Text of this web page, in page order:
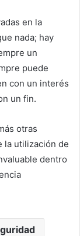
en la
nada; hay
un
puede
con un interés
un fin.
otras
la utilización de
dentro